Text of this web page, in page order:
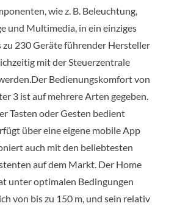
wie z. B. Beleuchtung,
und Multimedia, in ein einziges
zu 230 Geräte führender Hersteller
mit der Steuerzentrale
Bedienungskomfort von
3 ist auf mehrere Arten gegeben.
Tasten oder Gesten bedient
über eine eigene mobile App
auch mit den beliebtesten
auf dem Markt. Der Home
unter optimalen Bedingungen
von bis zu 150 m, und sein relativ